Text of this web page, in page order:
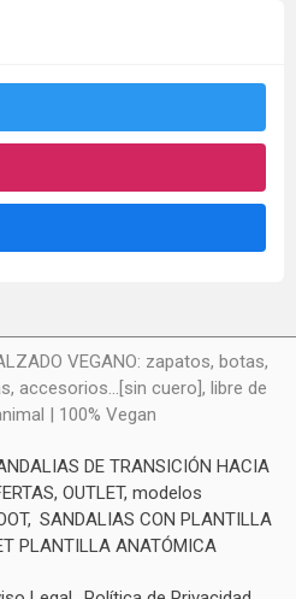
VEGANO: zapatos, botas,
accesorios...[sin cuero], libre de
| 100% Vegan
DE TRANSICIÓN HACIA
OUTLET, modelos
SANDALIAS CON PLANTILLA
PLANTILLA ANATÓMICA